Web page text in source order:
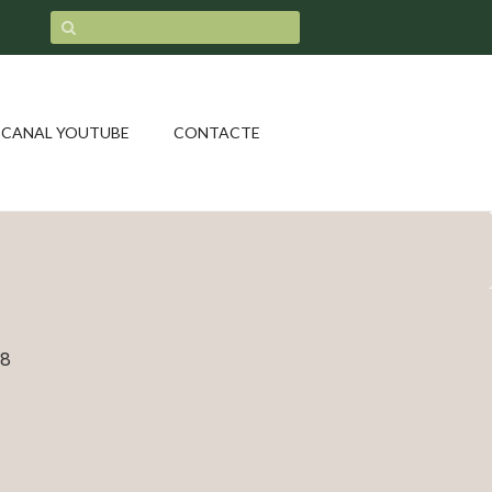
CANAL YOUTUBE CONTACTE